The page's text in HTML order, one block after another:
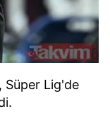
Süper Lig'de